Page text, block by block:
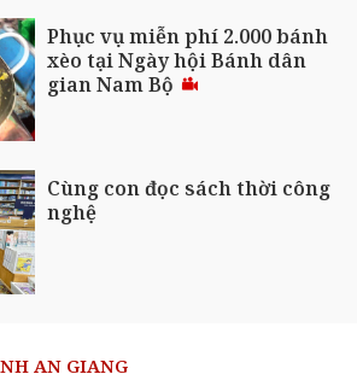
Phục vụ miễn phí 2.000 bánh
xèo tại Ngày hội Bánh dân
gian Nam Bộ
Cùng con đọc sách thời công
nghệ
AN GIANG